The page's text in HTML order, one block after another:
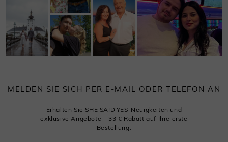
MELDEN SIE SICH PER E-MAIL ODER TELEFON AN
Erhalten Sie SHE·SAID·YES-Neuigkeiten und
exklusive Angebote – 33 € Rabatt auf Ihre erste
Bestellung.